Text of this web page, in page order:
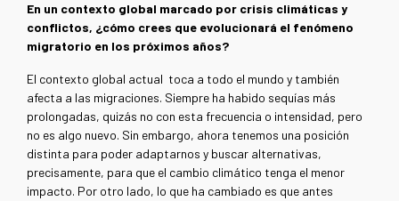
En un contexto global marcado por crisis climáticas y
conflictos, ¿cómo crees que evolucionará el fenómeno
migratorio en los próximos años?
El contexto global actual toca a todo el mundo y también
afecta a las migraciones. Siempre ha habido sequías más
prolongadas, quizás no con esta frecuencia o intensidad, pero
no es algo nuevo. Sin embargo, ahora tenemos una posición
distinta para poder adaptarnos y buscar alternativas,
precisamente, para que el cambio climático tenga el menor
impacto. Por otro lado, lo que ha cambiado es que antes